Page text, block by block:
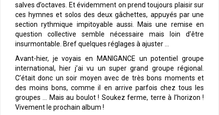
salves d’octaves. Et évidemment on prend toujours plaisir sur
ces hymnes et solos des deux gâchettes, appuyés par une
section rythmique impitoyable aussi. Mais une remise en
question collective semble nécessaire mais loin d’être
insurmontable. Bref quelques réglages à ajuster …
Avant-hier, je voyais en MANIGANCE un potentiel groupe
international, hier j’ai vu un super grand groupe régional.
C’était donc un soir moyen avec de très bons moments et
des moins bons, comme il en arrive parfois chez tous les
groupes … Mais au boulot ! Soukez ferme, terre à l’horizon !
Vivement le prochain album !